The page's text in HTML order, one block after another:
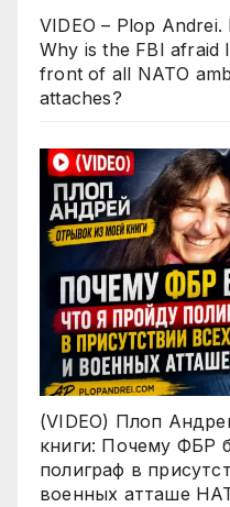
VIDEO – Plop
Why is the FBI afraid
front of all NATO
attaches?
(VIDEO) Плоп
книги: Почему ФБР
полиграф в
военных атташе